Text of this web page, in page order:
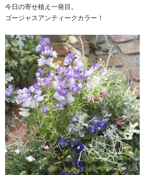
今日の寄せ植え一発目。
ゴージャスアンティークカラー！